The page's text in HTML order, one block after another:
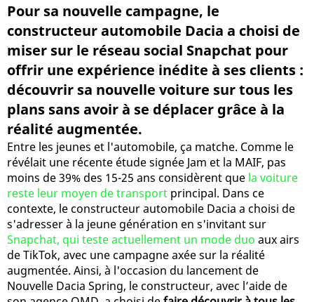
Pour sa nouvelle campagne, le
constructeur automobile Dacia a choisi de
miser sur le réseau social Snapchat pour
offrir une expérience inédite à ses clients :
découvrir sa nouvelle voiture sur tous les
plans sans avoir à se déplacer grâce à la
réalité augmentée.
Entre les jeunes et l'automobile, ça matche. Comme le
révélait une récente étude signée Jam et la MAIF, pas
moins de 39% des 15-25 ans considèrent que la voiture
reste leur moyen de transport principal. Dans ce
contexte, le constructeur automobile Dacia a choisi de
s'adresser à la jeune génération en s'invitant sur
Snapchat, qui teste actuellement un mode duo aux airs
de TikTok, avec une campagne axée sur la réalité
augmentée. Ainsi, à l'occasion du lancement de
Nouvelle Dacia Spring, le constructeur, avec l’aide de